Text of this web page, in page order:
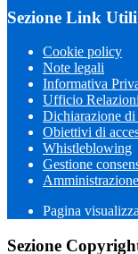
Sezione Link Utili
Cookie policy
Note legali
Informativa
Ufficio
Dichiarazione di
Obiettivi di
Whistleblowing
Gestione
Pagina
Sezione